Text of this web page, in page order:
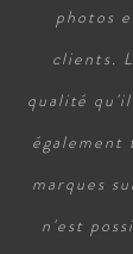
photos
clients.
qualité
également
marques
n'est